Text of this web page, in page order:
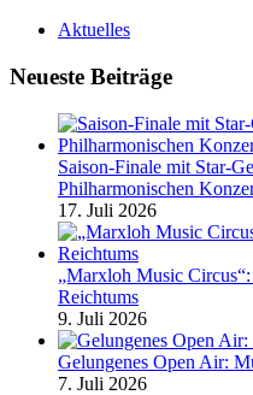
Aktuelles
Neueste Beiträge
Saison-Finale mit Star-
Philharmonischen
17. Juli 2026
„Marxloh Music
Reichtums
9. Juli 2026
Gelungenes Open Air:
7. Juli 2026